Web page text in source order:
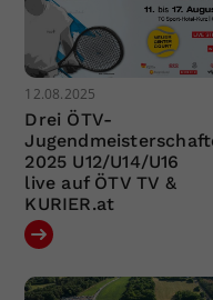
12.08.2025
Drei ÖTV-
2025 U12/U14/U16
live auf ÖTV TV &
KURIER.at